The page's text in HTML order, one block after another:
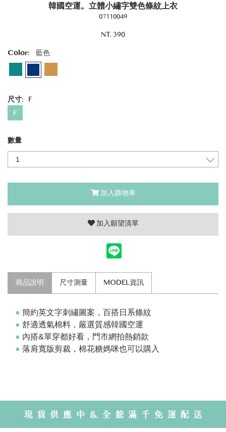
韓國空運。立體小繡字雙色條紋上衣
07110049
NT. 390
Color:
藍色
尺寸: F
F
數量
加入購物車
加入願望清單
商品說明 尺寸測量 MODEL資訊
● 簡約英文字刺繡圖案，百搭日系條紋
● 舒適透氣棉料，嚴選質感韓國空運
● 內搭&單穿都好看 ，門市網拍熱銷款
● 落肩寬版剪裁，棉花糖媽咪也可以購入